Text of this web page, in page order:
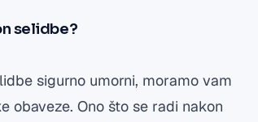
selidbe?
sigurno umorni, moramo vam
obaveze. Ono što se radi nakon